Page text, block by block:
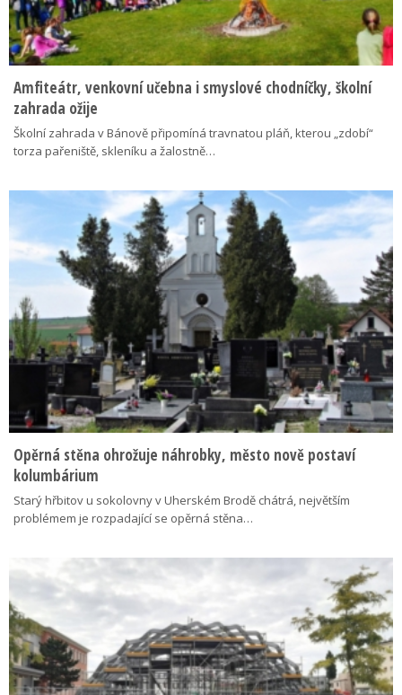
Amfiteátr, venkovní učebna i smyslové chodníčky, školní
zahrada ožije
Školní zahrada v Bánově připomíná travnatou pláň, kterou „zdobí“
torza pařeniště, skleníku a žalostně…
Opěrná stěna ohrožuje náhrobky, město nově postaví
kolumbárium
Starý hřbitov u sokolovny v Uherském Brodě chátrá, největším
problémem je rozpadající se opěrná stěna…